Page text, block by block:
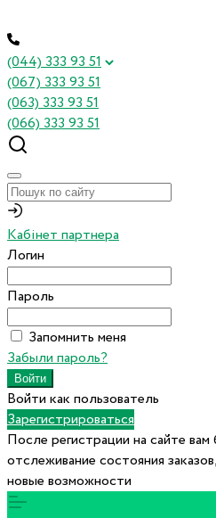
(044) 333 93 51
(067) 333 93 51
(063) 333 93 51
(066) 333 93 51
Кабінет партнера
Логин
Пароль
Запомнить меня
Забыли пароль?
Войти как пользователь
Зарегистрироваться
После регистрации на сайте
отслеживание состояния
новые возможности